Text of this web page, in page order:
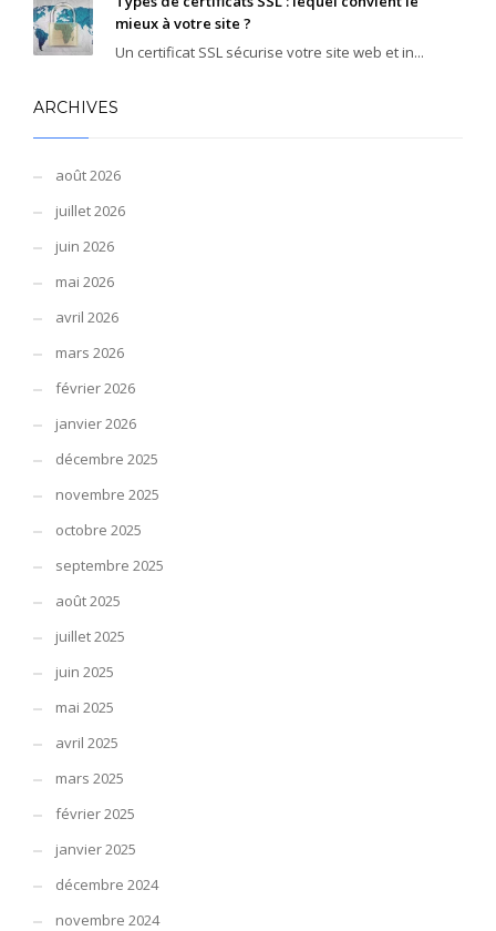
mieux à votre site ?
Un certificat SSL sécurise votre site web et in...
ARCHIVES
août 2026
juillet 2026
juin 2026
mai 2026
avril 2026
mars 2026
février 2026
janvier 2026
décembre 2025
novembre 2025
octobre 2025
septembre 2025
août 2025
juillet 2025
juin 2025
mai 2025
avril 2025
mars 2025
février 2025
janvier 2025
décembre 2024
novembre 2024